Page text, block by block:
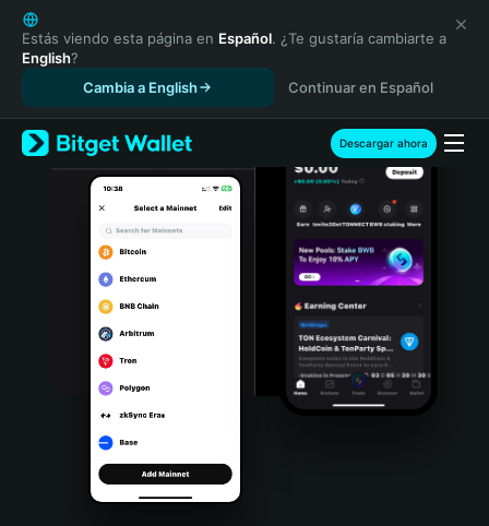
English
日本語
Tiếng Việt
Español (Latinoamérica)
Türkçe
Italiano
Português (Portugal)
Bahasa Indonesia
Português (Brasil)
Español (Argentina)
Estás viendo esta página en Español. ¿Te gustaría cambiarte a
English?
Cambia a English
Continuar en Español
Descargar ahora